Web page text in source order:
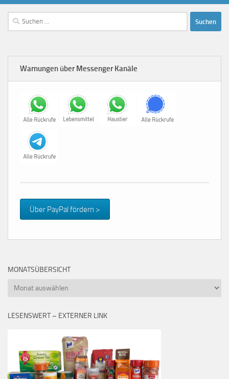
Suchen
nach:
Warnungen über Messenger Kanäle
Über PayPal fördern >
MONATSÜBERSICHT
Monatsübersicht
LESENSWERT – EXTERNER LINK